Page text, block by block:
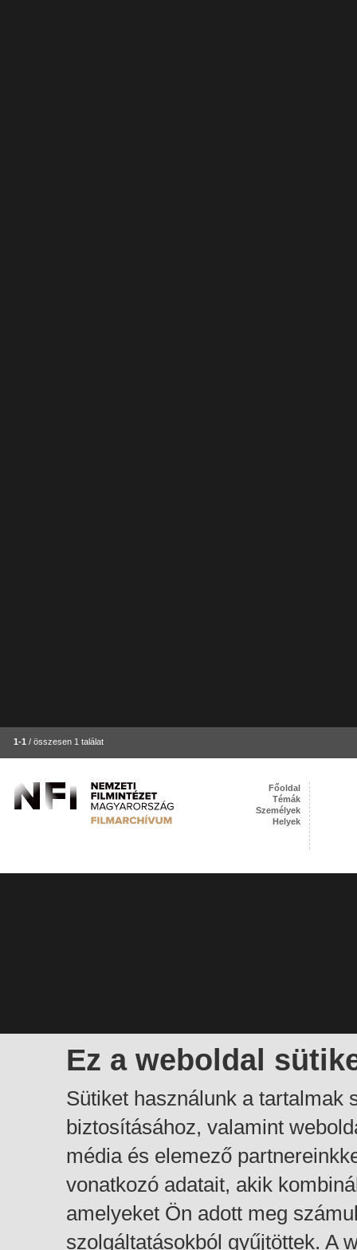
1-1 / összesen 1 találat
Ez a weboldal
Sütiket használunk a tartalmak
biztosításához, valamint
média és elemező
vonatkozó adatait, akik
amelyeket Ön adott meg
szolgáltatásokból gyűjtöttek. A
Főoldal
Témák
Személyek
Helyek